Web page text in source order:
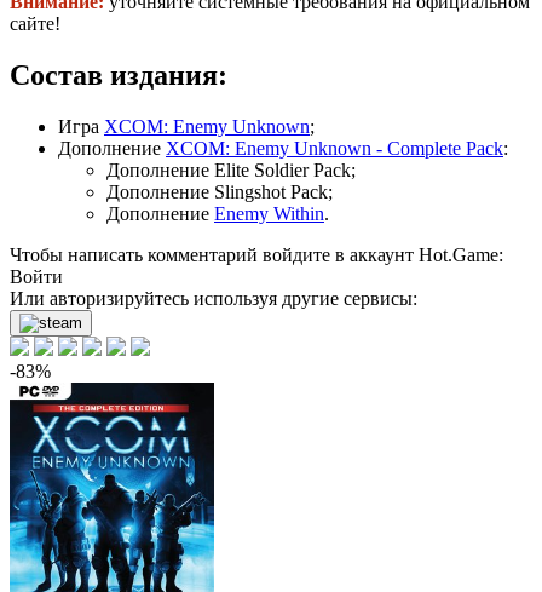
сайте!
Состав издания:
Игра XCOM: Enemy Unknown;
Дополнение XCOM: Enemy Unknown - Complete Pack:
Дополнение Elite Soldier Pack;
Дополнение Slingshot Pack;
Дополнение Enemy Within.
Чтобы написать комментарий войдите в аккаунт Hot.Game:
Войти
Или авторизируйтесь используя другие сервисы:
-83%